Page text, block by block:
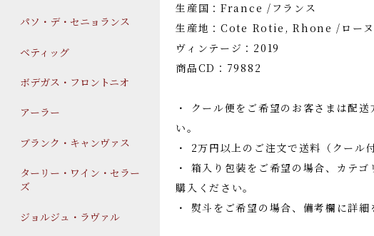
パソ・デ・セニョランス
ベティッグ
ボデガス・フロントニオ
アーラー
ブランク・キャンヴァス
ターリー・ワイン・セラー
ズ
ジョルジュ・ラヴァル
生産国：France /フランス
生産地：Cote Rotie, Rhone /ローヌ
ヴィンテージ：2019
商品CD：79882
・ クール便をご希望のお客さまは配
い。
・ 2万円以上のご注文で送料（クール
・ 箱入り包装をご希望の場合、カテ
購入ください。
・ 熨斗をご希望の場合、備考欄に詳細